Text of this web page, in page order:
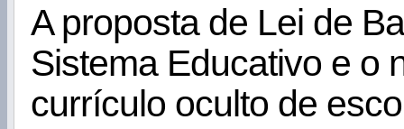
A proposta de Lei de
Sistema Educativo e o
currículo oculto de